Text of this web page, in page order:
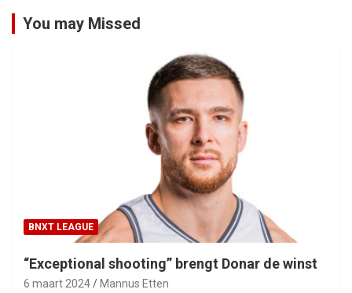
You may Missed
BNXT LEAGUE
“Exceptional shooting” brengt Donar de winst
6 maart 2024 Mannus Etten